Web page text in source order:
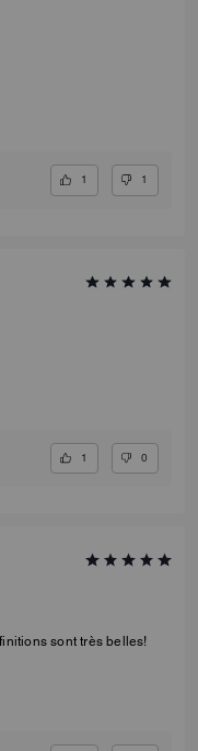
1 1
1 0
grand et les finitions sont très belles!